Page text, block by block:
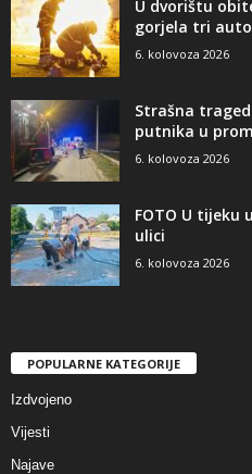
U dvorištu
gorjela tri
6. kolovoza 2026
Strašna
putnika u
6. kolovoza 2026
FOTO U tijeku
ulici
6. kolovoza 2026
POPULARNE KATEGORIJE
Izdvojeno
Vijesti
Najave